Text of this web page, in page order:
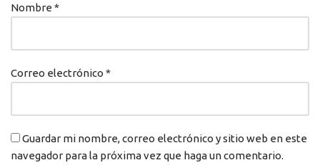
Nombre *
Correo electrónico *
Guardar mi nombre, correo electrónico y sitio web en este
navegador para la próxima vez que haga un comentario.